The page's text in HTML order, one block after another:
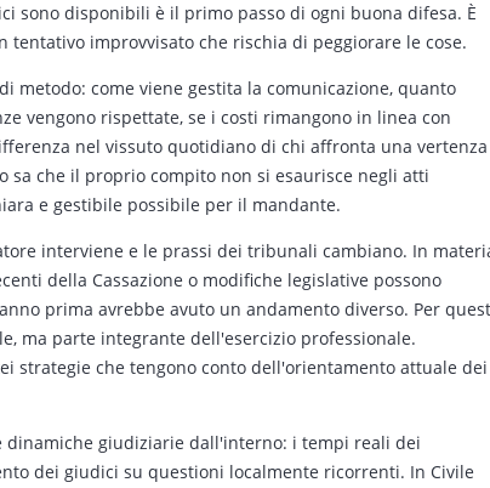
sono disponibili è il primo passo di ogni buona difesa. È
improvvisato che rischia di peggiorare le cose.
metodo: come viene gestita la comunicazione, quanto
vengono rispettate, se i costi rimangono in linea con
nel vissuto quotidiano di chi affronta una vertenza
che il proprio compito non si esaurisce negli atti
e gestibile possibile per il mandante.
interviene e le prassi dei tribunali cambiano. In
della Cassazione o modifiche legislative possono
prima avrebbe avuto un andamento diverso. Per
ma parte integrante dell'esercizio professionale.
strategie che tengono conto dell'orientamento attuale dei
giudiziarie dall'interno: i tempi reali dei
dei giudici su questioni localmente ricorrenti. In Civile